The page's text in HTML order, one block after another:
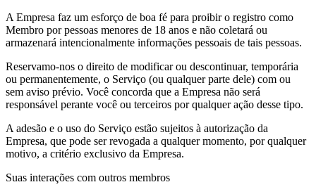
A Empresa faz um esforço de boa fé para proibir o registro como
Membro por pessoas menores de 18 anos e não coletará ou
armazenará intencionalmente informações pessoais de tais pessoas.
Reservamo-nos o direito de modificar ou descontinuar, temporária
ou permanentemente, o Serviço (ou qualquer parte dele) com ou
sem aviso prévio. Você concorda que a Empresa não será
responsável perante você ou terceiros por qualquer ação desse tipo.
A adesão e o uso do Serviço estão sujeitos à autorização da
Empresa, que pode ser revogada a qualquer momento, por qualquer
motivo, a critério exclusivo da Empresa.
Suas interações com outros membros